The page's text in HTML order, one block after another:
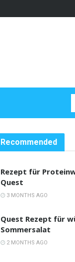
Recommended
Rezept für
Quest
3 MONTHS AGO
Quest Rezept für
Sommersalat
2 MONTHS AGO